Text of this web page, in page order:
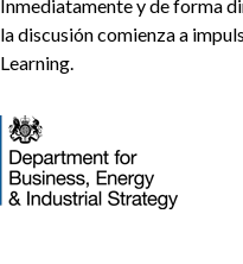
Inmediatamente y de forma
la discusión comienza a
Learning.